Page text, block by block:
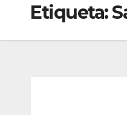
Etiqueta: